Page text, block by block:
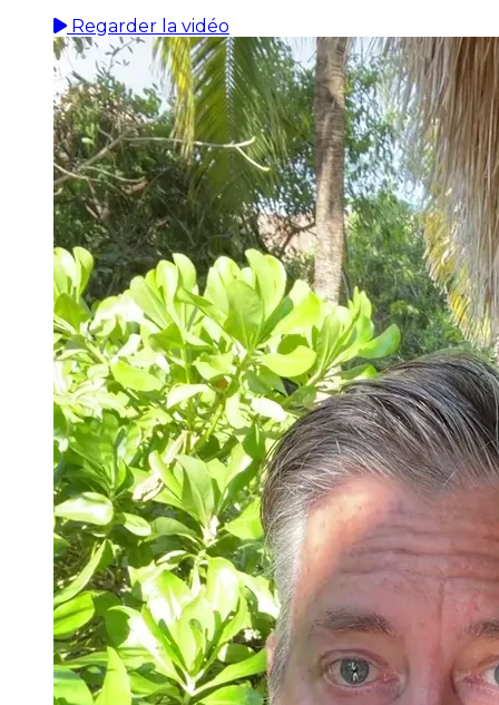
Regarder la vidéo